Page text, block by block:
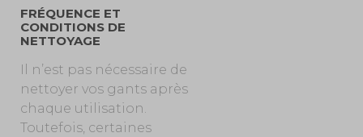
FRÉQUENCE ET
CONDITIONS DE
NETTOYAGE
Il n’est pas nécessaire de
nettoyer vos gants après
chaque utilisation.
Toutefois, certaines